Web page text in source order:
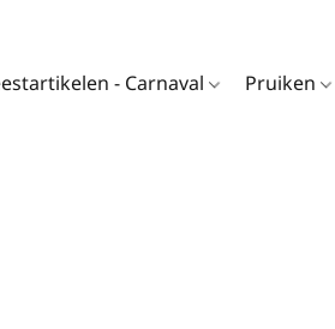
- Carnaval Pruiken